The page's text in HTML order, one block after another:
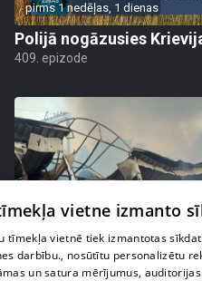
pirms 1 nedēļas, 1 dienas
Polijā nogāzusies
409. epizode
vietne izmanto
tīmekļa vietnē tiek izmantotas
darbību., nosūtītu personalizētu
un satura mērījumus,